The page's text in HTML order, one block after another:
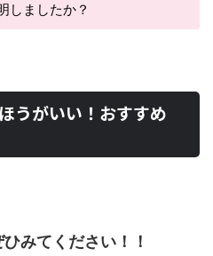
しましたか？
うがいい！おすすめ
みてください！！